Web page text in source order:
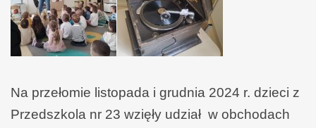
Na przełomie listopada i grudnia 2024 r. dzieci z
Przedszkola nr 23 wzięły udział w obchodach